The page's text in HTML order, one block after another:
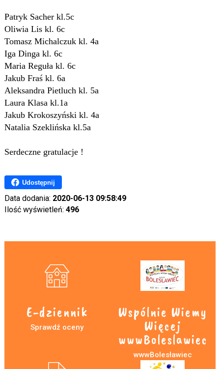
Patryk Sacher kl.5c
Oliwia Lis kl. 6c
Tomasz Michalczuk kl. 4a
Iga Dinga kl. 6c
Maria Reguła kl. 6c
Jakub Fraś kl. 6a
Aleksandra Pietluch kl. 5a
Laura Klasa kl.1a
Jakub Krokoszyński kl. 4a
Natalia Szeklińska kl.5a
Serdeczne gratulacje !
Udostępnij
Data dodania: 2020-06-13 09:58:49
Ilość wyświetleń: 496
E-dziennik
Sprawdź oceny
Wspólnie Wiemy
Więcej
wwwBoleslawiec
wwwBolesławiec